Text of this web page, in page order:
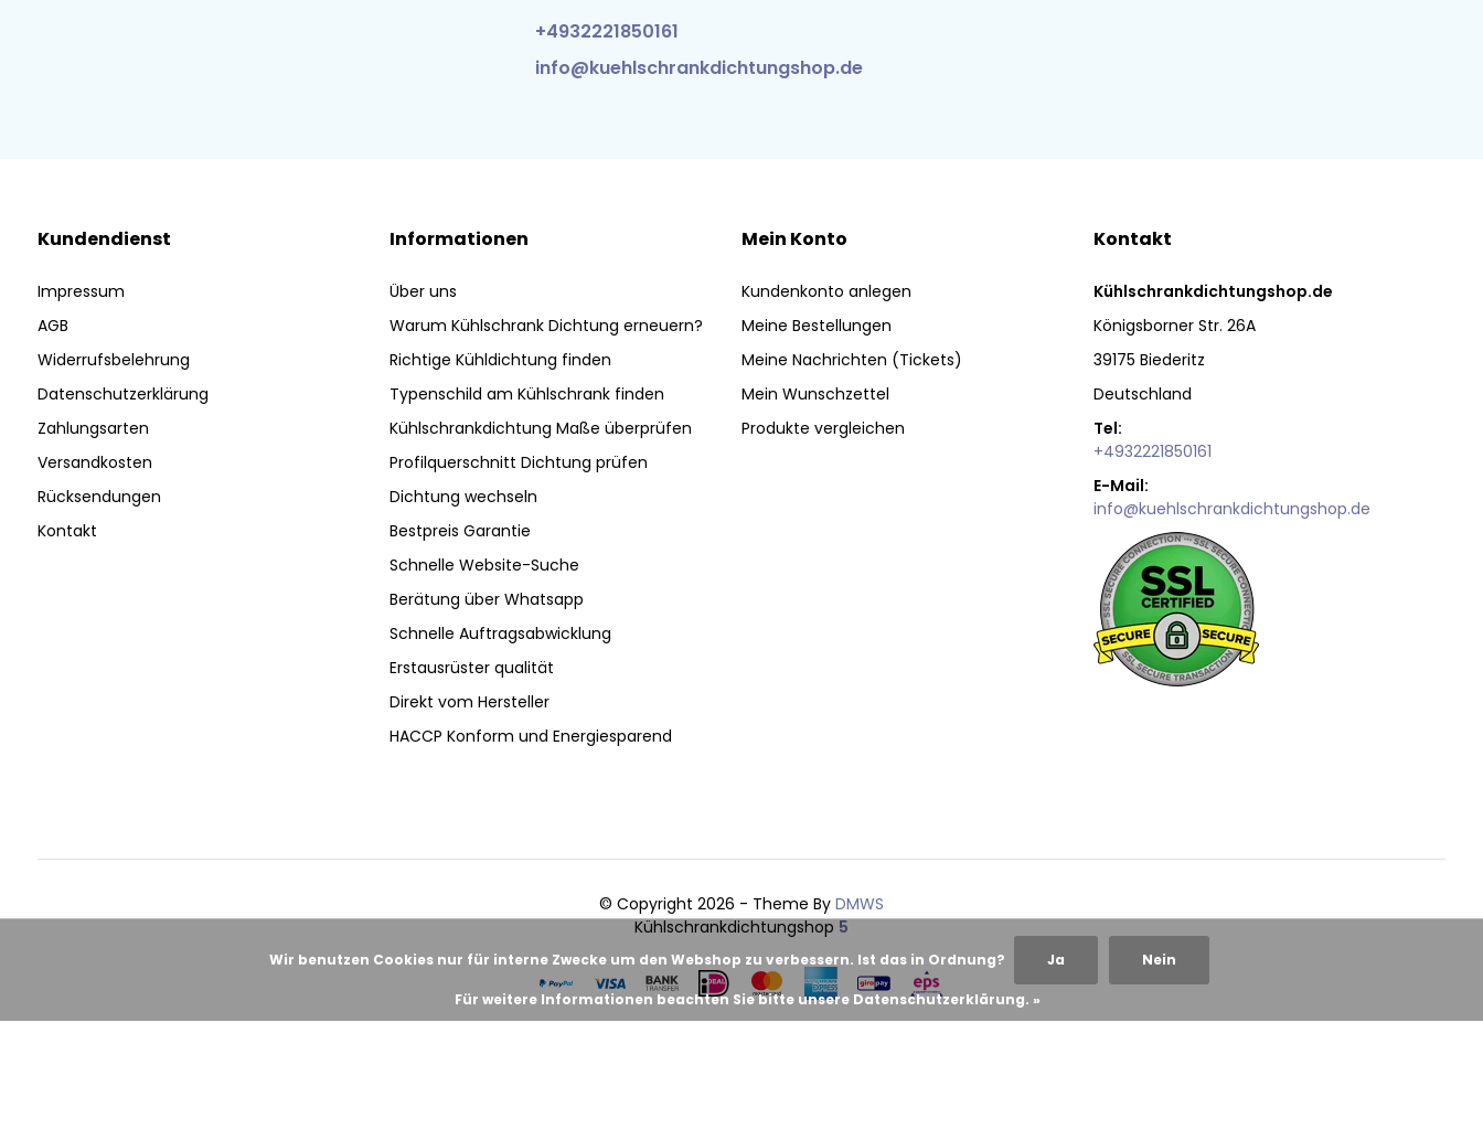
+4932221850161
info@kuehlschrankdichtungshop.de
Kundendienst
Impressum
AGB
Widerrufsbelehrung
Datenschutzerklärung
Zahlungsarten
Versandkosten
Rücksendungen
Kontakt
Informationen
Über uns
Warum Kühlschrank Dichtung erneuern?
Richtige Kühldichtung finden
Typenschild am Kühlschrank finden
Kühlschrankdichtung Maße überprüfen
Profilquerschnitt Dichtung prüfen
Dichtung wechseln
Bestpreis Garantie
Schnelle Website-Suche
Berätung über Whatsapp
Schnelle Auftragsabwicklung
Erstausrüster qualität
Direkt vom Hersteller
HACCP Konform und Energiesparend
Mein Konto
Kundenkonto anlegen
Meine Bestellungen
Meine Nachrichten (Tickets)
Mein Wunschzettel
Produkte vergleichen
Kontakt
Kühlschrankdichtungshop.de
Königsborner Str. 26A
39175 Biederitz
Deutschland
Tel:
+4932221850161
E-Mail:
info@kuehlschrankdichtungshop.de
© Copyright 2026 - Theme By DMWS
Kühlschrankdichtungshop 5
Wir benutzen Cookies nur für interne Zwecke um den Webshop zu verbessern. Ist das in Ordnung? Ja Nein
Für weitere Informationen beachten Sie bitte unsere Datenschutzerklärung. »